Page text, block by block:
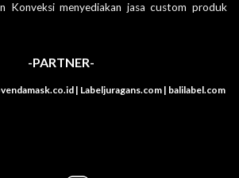
Konveksi menyediakan jasa custom produk
-PARTNER-
| Labeljuragans.com | balilabel.com